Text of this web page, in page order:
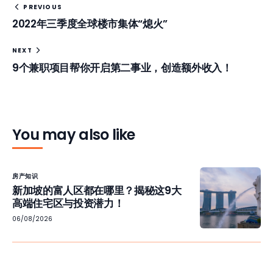
PREVIOUS
2022年三季度全球楼市集体“熄火”
NEXT
9个兼职项目帮你开启第二事业，创造额外收入！
You may also like
房产知识
新加坡的富人区都在哪里？揭秘这9大
高端住宅区与投资潜力！
06/08/2026